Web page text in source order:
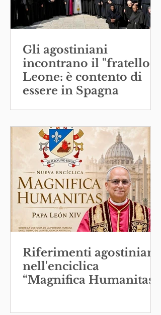
Gli agostiniani
incontrano il "fratello”
Leone: è contento di
essere in Spagna
Riferimenti agostiniani
nell'enciclica
“Magnifica Humanitas”